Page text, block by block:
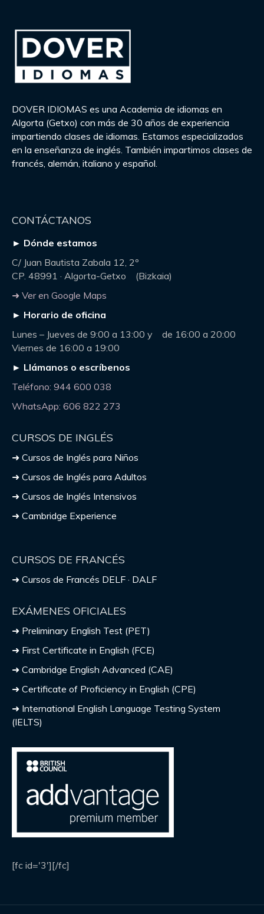
DOVER IDIOMAS es una Academia de idiomas en
Algorta (Getxo) con más de 30 años de experiencia
impartiendo clases de idiomas. Estamos especializados
en la enseñanza de inglés. También impartimos clases de
francés, alemán, italiano y español.
CONTÁCTANOS
► Dónde estamos
C/ Juan Bautista Zabala 12, 2º
CP. 48991 · Algorta-Getxo (Bizkaia)
➜ Ver en Google Maps
► Horario de oficina
Lunes – Jueves de 9:00 a 13:00 y de 16:00 a 20:00
Viernes de 16:00 a 19:00
► Llámanos o escríbenos
Teléfono: 944 600 038
WhatsApp: 606 822 273
CURSOS DE INGLÉS
➜ Cursos de Inglés para Niños
➜ Cursos de Inglés para Adultos
➜ Cursos de Inglés Intensivos
➜ Cambridge Experience
CURSOS DE FRANCÉS
➜ Cursos de Francés DELF · DALF
EXÁMENES OFICIALES
➜ Preliminary English Test (PET)
➜ First Certificate in English (FCE)
➜ Cambridge English Advanced (CAE)
➜ Certificate of Proficiency in English (CPE)
➜ International English Language Testing System
(IELTS)
[fc id='3'][/fc]